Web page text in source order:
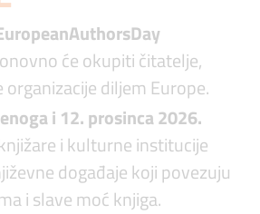
će okupiti čitatelje,
diljem Europe.
i 12. prosinca 2026.
i kulturne institucije
događaje koji povezuju
i slave moć knjiga.